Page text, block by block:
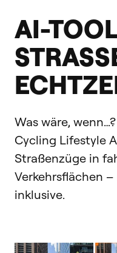
AI-
Was wäre,
Cycling Lifestyle
Straßenzüge in
Verkehrsflächen
inklusive.